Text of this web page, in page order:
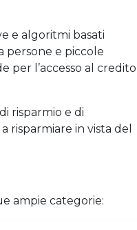
e algoritmi basati
persone e piccole
per l’accesso al credito
risparmio e di
risparmiare in vista del
ampie categorie: